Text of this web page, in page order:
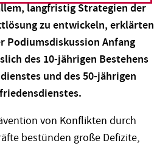
langfristig Strategien der
zu entwickeln, erklärten
Podiumsdiskussion Anfang
des 10-jährigen Bestehens
und des 50-jährigen
von Konflikten durch
bestünden große Defizite,